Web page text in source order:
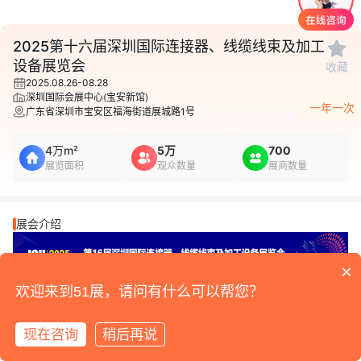
1/2
2025第十六届深圳国际连接器、线缆线束及加工
设备展览会
收藏
2025.08.26-08.28
深圳国际会展中心(宝安新馆)
广东省深圳市宝安区福海街道展城路1号
一年一次
4万m²
展览面积
5万
观众数量
700
展商数量
展会介绍
“2025第16届深圳国际连接器、线缆线束及加工设备展
览会”简称:“ICH Shenzhen 2025”将于2025年08月26-28
日在深圳国际会展中心隆重举办，这是一个“一站式”产业生
×
欢迎来到51展，请问有什么可以帮您？
现在咨询 稍后再说